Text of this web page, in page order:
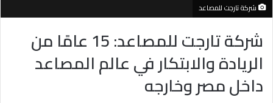
شركة تارجت للمصاعد
شركة تارجت للمصاعد: 15 عامًا من
الريادة والابتكار في عالم المصاعد
داخل مصر وخارجه